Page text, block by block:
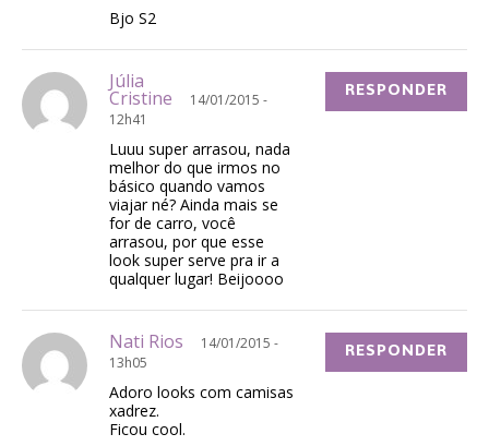
Bjo S2
Júlia
Cristine
14/01/2015 -
12h41
Luuu super arrasou, nada
melhor do que irmos no
básico quando vamos
viajar né? Ainda mais se
for de carro, você
arrasou, por que esse
look super serve pra ir a
qualquer lugar! Beijoooo
RESPONDER
Nati Rios
14/01/2015 -
13h05
Adoro looks com camisas
xadrez.
Ficou cool.
RESPONDER